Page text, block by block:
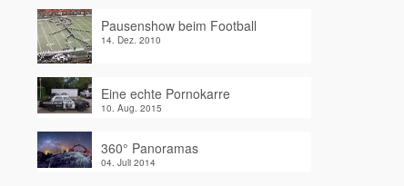
Pausenshow beim Football
14. Dez. 2010
Eine echte Pornokarre
10. Aug. 2015
360° Panoramas
04. Juli 2014